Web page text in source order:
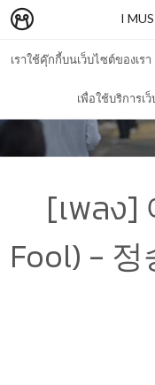
เราใช้คุ๊กกี้บนเว็บไซต์ของเ
เพื่อใช้บริการเ
I
[เพลง]
Fool) - 정